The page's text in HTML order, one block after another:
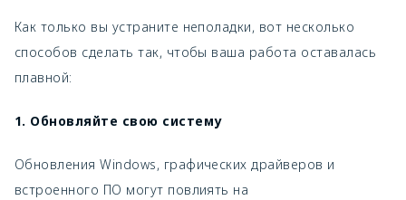
Как только вы устраните неполадки, вот несколько
способов сделать так, чтобы ваша работа оставалась
плавной:
1. Обновляйте свою систему
Обновления Windows, графических драйверов и
встроенного ПО могут повлиять на